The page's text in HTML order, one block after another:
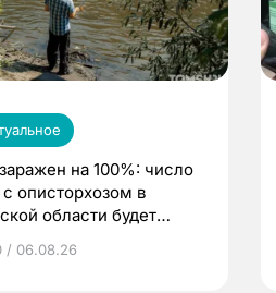
на 100%: число
описторхозом в
области будет
/ 06.08.26